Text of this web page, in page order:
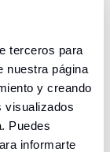
terceros para
nuestra página
y creando
visualizados
Puedes
informarte
cercano y